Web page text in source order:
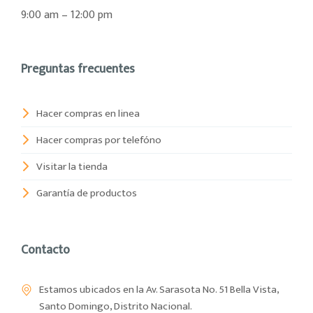
9:00 am – 12:00 pm
Preguntas frecuentes
Hacer compras en linea
Hacer compras por telefóno
Visitar la tienda
Garantía de productos
Contacto
Estamos ubicados en la Av. Sarasota No. 51 Bella Vista,
Santo Domingo, Distrito Nacional.